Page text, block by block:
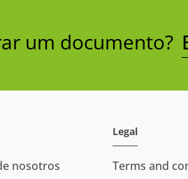
um documento?
nosotros
Legal
Terms and